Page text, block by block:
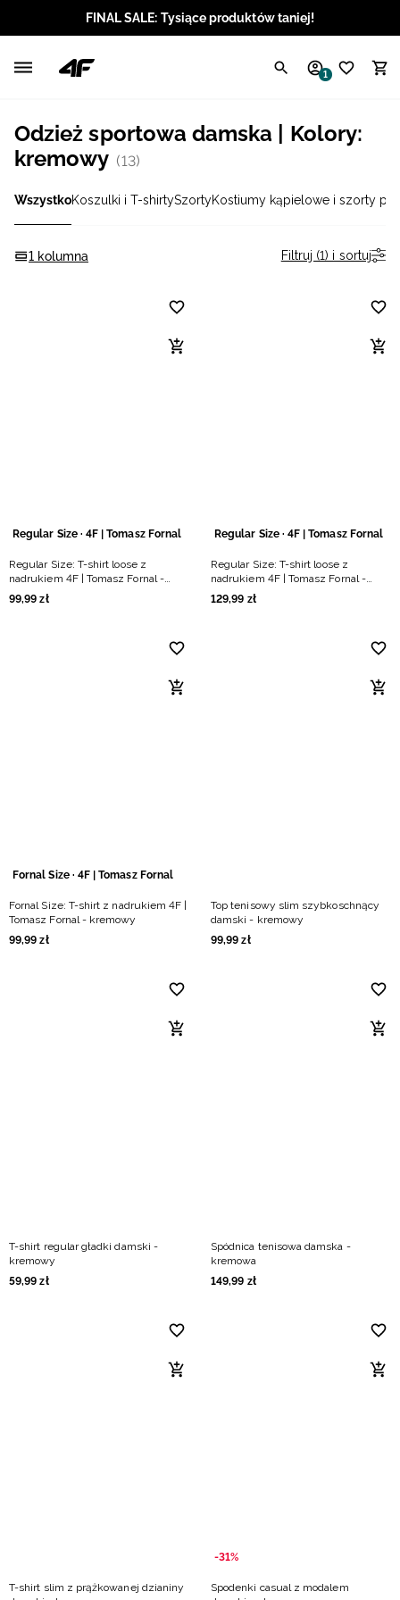
FINAL SALE: Tysiące produktów taniej!
1
Odzież sportowa damska | Kolory:
kremowy (13)
WszystkoKoszulki i T-shirtySzortyKostiumy kąpielowe i szorty
1 kolumna Filtruj (1) i sortuj
Regular Size · 4F | Tomasz Fornal
Regular Size: T-shirt loose z
nadrukiem 4F | Tomasz Fornal -
kremowy
99,99 zł
Regular Size · 4F | Tomasz Fornal
Regular Size: T-shirt loose z
nadrukiem 4F | Tomasz Fornal -
kremowy
129,99 zł
Fornal Size · 4F | Tomasz Fornal
Fornal Size: T-shirt z nadrukiem 4F |
Tomasz Fornal - kremowy
99,99 zł
Top tenisowy slim szybkoschnący
damski - kremowy
99,99 zł
T-shirt regular gładki damski -
kremowy
59,99 zł
Spódnica tenisowa damska -
kremowa
149,99 zł
T-shirt slim z prążkowanej dzianiny
-31%
Spodenki casual z modalem
Angielski / USD